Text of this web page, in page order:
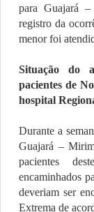
para Guajará
registro da
menor foi
Situação do
pacientes de
hospital
Durante a
Guajará –
pacientes
encaminhados
deveriam ser
Extrema de